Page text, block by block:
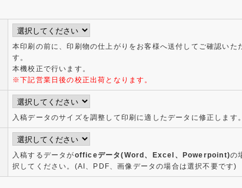
本印刷の前に、印刷物の仕上がりをお客様へ送付してご確認いた
す。
本機校正で行います。
※下記営業日後の校正出荷となります。
入稿データのサイズを調整して印刷に適したデータに修正します。
入稿するデータがofficeデータ(Word、Excel、Powerpoint)の
択してください。(AI、PDF、画像データの場合は選択不要です)